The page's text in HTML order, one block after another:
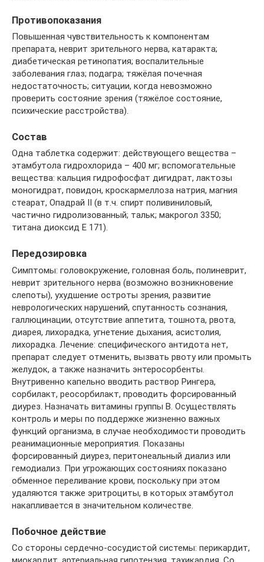
Противопоказания
Повышенная чувствительность к компонентам
препарата, неврит зрительного нерва, катаракта;
диабетическая ретинопатия; воспалительные
заболевания глаз; подагра; тяжёлая почечная
недостаточность; ситуации, когда невозможно
проверить состояние зрения (тяжёлое состояние,
психические расстройства).
Состав
Одна таблетка содержит: действующего вещества –
этамбутола гидрохлорида – 400 мг; вспомогательные
вещества: кальция гидрофосфат дигидрат, лактозы
моногидрат, повидон, кроскармеллоза натрия, магния
стеарат, Опадрай II (в т.ч. спирт поливиниловый,
частично гидролизованный; тальк; макрогол 3350;
титана диоксид Е 171).
Передозировка
Симптомы: головокружение, головная боль, полиневрит,
неврит зрительного нерва (возможно возникновение
слепоты), ухудшение остроты зрения, развитие
неврологических нарушений, спутанность сознания,
галлюцинации, отсутствие аппетита, тошнота, рвота,
диарея, лихорадка, угнетение дыхания, асистолия,
лихорадка. Лечение: специфического антидота нет,
препарат следует отменить, вызвать рвоту или промыть
желудок, а также назначить энтеросорбенты.
Внутривенно капельно вводить раствор Рингера,
сорбилакт, реосорбилакт, проводить форсированный
диурез. Назначать витамины группы В. Осуществлять
контроль и меры по поддержке жизненно важных
функций организма, в случае необходимости проводить
реанимационные мероприятия. Показаны
форсированный диурез, перитонеальный диализ или
гемодиализ. При угрожающих состояниях показано
обменное переливание крови, поскольку при этом
удаляются также эритроциты, в которых этамбутол
накапливается в значительном количестве.
Побочное действие
Со стороны сердечно-сосудистой системы: перикардит,